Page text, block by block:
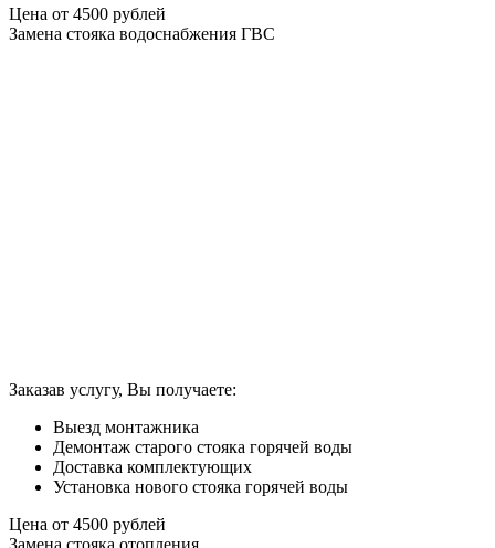
Цена от 4500 рублей
Замена стояка водоснабжения ГВС
Заказав услугу, Вы получаете:
Выезд монтажника
Демонтаж старого стояка горячей воды
Доставка комплектующих
Установка нового стояка горячей воды
Цена от 4500 рублей
Замена стояка отопления